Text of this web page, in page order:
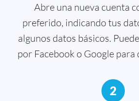
Abre una nueva cuenta
preferido, indicando tus
algunos datos básicos.
por Facebook o Google para
2